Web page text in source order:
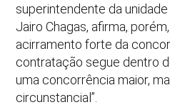
superintendente da
Jairo Chagas, afirma,
acirramento forte da
contratação segue dentro
uma concorrência maior,
circunstancial”.